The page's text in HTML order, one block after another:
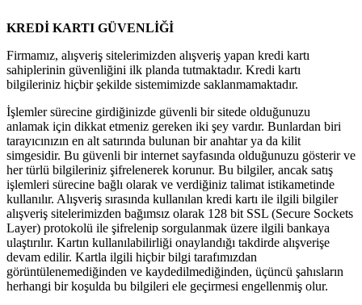
KREDİ KARTI GÜVENLİĞİ
Firmamız, alışveriş sitelerimizden alışveriş yapan kredi kartı
sahiplerinin güvenliğini ilk planda tutmaktadır. Kredi kartı
bilgileriniz hiçbir şekilde sistemimizde saklanmamaktadır.
İşlemler sürecine girdiğinizde güvenli bir sitede olduğunuzu
anlamak için dikkat etmeniz gereken iki şey vardır. Bunlardan biri
tarayıcınızın en alt satırında bulunan bir anahtar ya da kilit
simgesidir. Bu güvenli bir internet sayfasında olduğunuzu gösterir ve
her türlü bilgileriniz şifrelenerek korunur. Bu bilgiler, ancak satış
işlemleri sürecine bağlı olarak ve verdiğiniz talimat istikametinde
kullanılır. Alışveriş sırasında kullanılan kredi kartı ile ilgili bilgiler
alışveriş sitelerimizden bağımsız olarak 128 bit SSL (Secure Sockets
Layer) protokolü ile şifrelenip sorgulanmak üzere ilgili bankaya
ulaştırılır. Kartın kullanılabilirliği onaylandığı takdirde alışverişe
devam edilir. Kartla ilgili hiçbir bilgi tarafımızdan
görüntülenemediğinden ve kaydedilmediğinden, üçüncü şahısların
herhangi bir koşulda bu bilgileri ele geçirmesi engellenmiş olur.